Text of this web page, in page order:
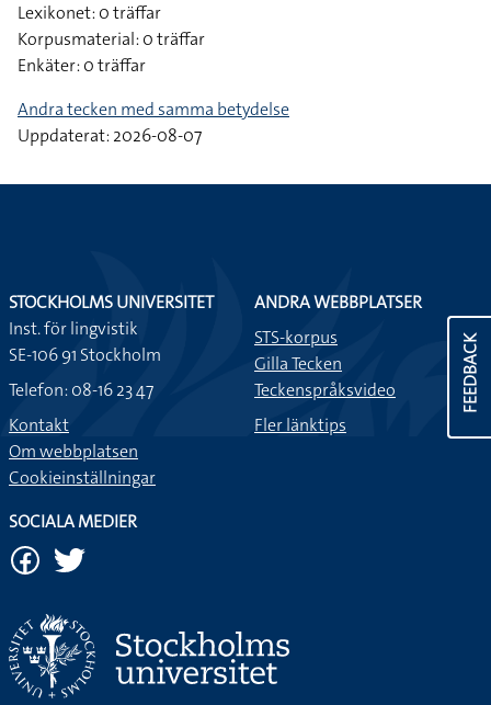
Lexikonet: 0 träffar
Korpusmaterial: 0 träffar
Enkäter: 0 träffar
Andra tecken med samma betydelse
Uppdaterat: 2026-08-07
FEEDBACK
STOCKHOLMS UNIVERSITET
Inst. för lingvistik
SE-106 91 Stockholm
Telefon: 08-16 23 47
Kontakt
Om webbplatsen
Cookieinställningar
ANDRA WEBBPLATSER
STS-korpus
Gilla Tecken
Teckenspråksvideo
Fler länktips
SOCIALA MEDIER